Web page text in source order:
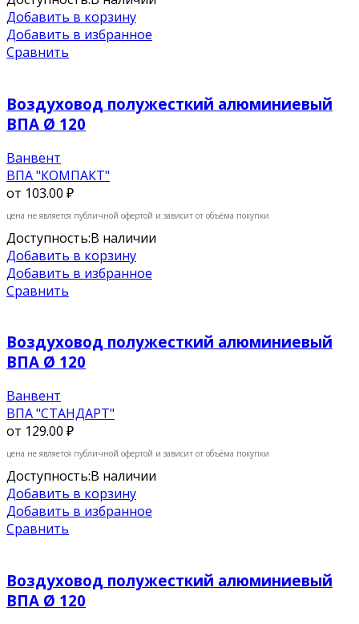
Добавить в корзину
Добавить в избранное
Сравнить
Воздуховод полужесткий алюминиевый
ВПА Ø 120
Ванвент
ВПА "КОМПАКТ"
от 103.00 ₽
цена не является публичной офертой и зависит от объёма покупки
Доступность:В наличии
Добавить в корзину
Добавить в избранное
Сравнить
Воздуховод полужесткий алюминиевый
ВПА Ø 120
Ванвент
ВПА "СТАНДАРТ"
от 129.00 ₽
цена не является публичной офертой и зависит от объёма покупки
Доступность:В наличии
Добавить в корзину
Добавить в избранное
Сравнить
Воздуховод полужесткий алюминиевый
ВПА Ø 120